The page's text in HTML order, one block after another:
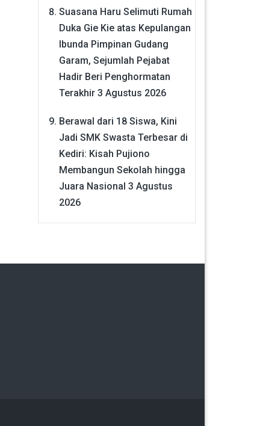
Suasana Haru Selimuti Rumah
Duka Gie Kie atas Kepulangan
Ibunda Pimpinan Gudang
Garam, Sejumlah Pejabat
Hadir Beri Penghormatan
Terakhir 3 Agustus 2026
Berawal dari 18 Siswa, Kini
Jadi SMK Swasta Terbesar di
Kediri: Kisah Pujiono
Membangun Sekolah hingga
Juara Nasional 3 Agustus
2026